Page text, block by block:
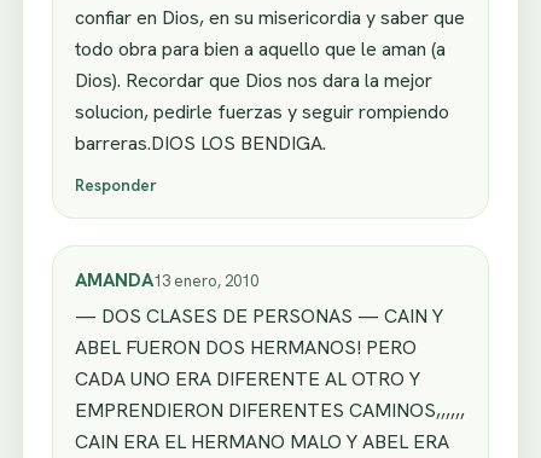
confiar en Dios, en su misericordia y saber que
todo obra para bien a aquello que le aman (a
Dios). Recordar que Dios nos dara la mejor
solucion, pedirle fuerzas y seguir rompiendo
barreras.DIOS LOS BENDIGA.
Responder
AMANDA13 enero, 2010
— DOS CLASES DE PERSONAS — CAIN Y
ABEL FUERON DOS HERMANOS! PERO
CADA UNO ERA DIFERENTE AL OTRO Y
EMPRENDIERON DIFERENTES CAMINOS,,,,,,
CAIN ERA EL HERMANO MALO Y ABEL ERA